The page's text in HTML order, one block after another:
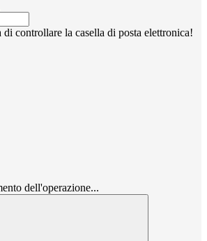
controllare la casella di posta elettronica!
dell'operazione...